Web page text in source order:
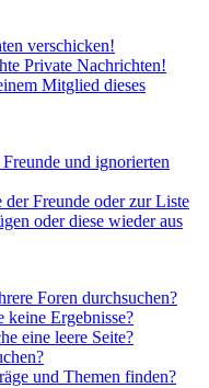
verschicken!
Private Nachrichten!
Mitglied dieses
und ignorierten
Freunde oder zur Liste
oder diese wieder aus
Foren durchsuchen?
keine Ergebnisse?
eine leere Seite?
und Themen finden?